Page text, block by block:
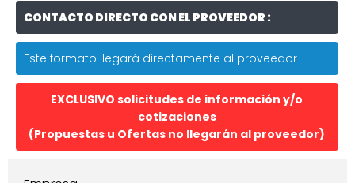
CONTACTO DIRECTO CON EL PROVEEDOR :
Este formato llegará directamente al proveedor
EXCLUSIVO solicitudes de información y/o
cotizaciones
(Propuestas u Ofertas no llegarán al proveedor)